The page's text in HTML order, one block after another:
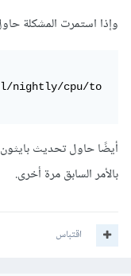
وإذا استمرت المشكلة
nightly/cpu/to
بالأمر السابق مرة أخرى.
اقتباس